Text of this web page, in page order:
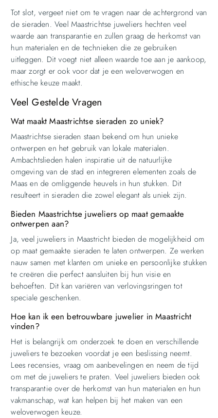
Tot slot, vergeet niet om te vragen naar de achtergrond van
de sieraden. Veel Maastrichtse juweliers hechten veel
waarde aan transparantie en zullen graag de herkomst van
hun materialen en de technieken die ze gebruiken
uitleggen. Dit voegt niet alleen waarde toe aan je aankoop,
maar zorgt er ook voor dat je een weloverwogen en
ethische keuze maakt.
Veel Gestelde Vragen
Wat maakt Maastrichtse sieraden zo uniek?
Maastrichtse sieraden staan bekend om hun unieke
ontwerpen en het gebruik van lokale materialen.
Ambachtslieden halen inspiratie uit de natuurlijke
omgeving van de stad en integreren elementen zoals de
Maas en de omliggende heuvels in hun stukken. Dit
resulteert in sieraden die zowel elegant als uniek zijn.
Bieden Maastrichtse juweliers op maat gemaakte
ontwerpen aan?
Ja, veel juweliers in Maastricht bieden de mogelijkheid om
op maat gemaakte sieraden te laten ontwerpen. Ze werken
nauw samen met klanten om unieke en persoonlijke stukken
te creëren die perfect aansluiten bij hun visie en
behoeften. Dit kan variëren van verlovingsringen tot
speciale geschenken.
Hoe kan ik een betrouwbare juwelier in Maastricht
vinden?
Het is belangrijk om onderzoek te doen en verschillende
juweliers te bezoeken voordat je een beslissing neemt.
Lees recensies, vraag om aanbevelingen en neem de tijd
om met de juweliers te praten. Veel juweliers bieden ook
transparantie over de herkomst van hun materialen en hun
vakmanschap, wat kan helpen bij het maken van een
weloverwogen keuze.